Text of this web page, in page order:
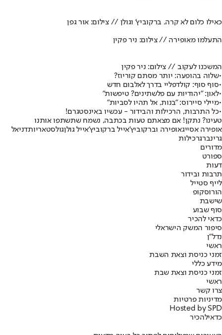
כאילו כלום לא קרה. ברקוביץ' וגולן // צילום: אור גפן
התעלמו מאופירה // צילום: ניר פקין
המשכנו לעקוב // צילום: ניר פקין
•שלוה בהופעה: יותר מסתם קוריוז?
•סוף סוף: קולדפליי בדרך לאלבום חדש
•לאון: "יהודיות עם פלשתינים? טיפשות"
•מיילי סיירוס: "בנות, אל תהיו לסביות"
•כל התרבות, הרכילות והבידור - עכשיו באינסטגרם!
טעינו? נתקן! אם מצאתם טעות בכתבה, נשמח שתשתפו אותנו
אופירה אסייגאופירה וברקוביץ'אייל ברקוביץ'אייל גולןגולסטאריותדניאל
גרינברגרכילות
מדורים
ספורט
דעות
תרבות ובידור
לייף סטייל
הורוסקופ
שישבת
סוף שבוע
כדאי להכיר
סיפור המשק הישראלי
נדל"ן
ראשי
זמני כניסת וצאת השבת
מידע כללי
זמני כניסת וצאת שבת
ראשי
צרו קשר
מדיניות פרטיות
Hosted by SPD
כדאילהכיר